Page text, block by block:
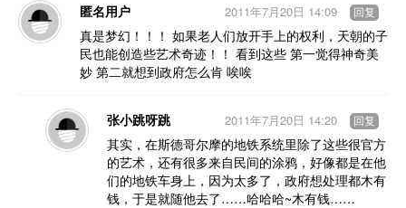
匿名用户
真是梦幻！！！ 如果老人们放开手上的权利，天朝的子
民也能创造些艺术奇迹！！ 看到这些 第一觉得神奇美
妙 第二就想到政府怎么肯 唉唉
2011年7月20日 14:09 回复
张小跳呀跳
其实，在斯德哥尔摩的地铁系统里除了这些很官方
的艺术，还有很多来自民间的涂鸦，好像都是在他
们的地铁车身上，因为太多了，政府想处理都木有
钱，于是就随他去了……哈哈哈~木有钱……
2011年7月20日 14:20 回复